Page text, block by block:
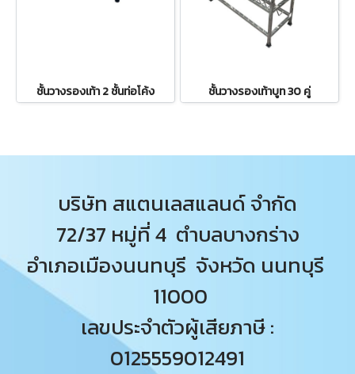
ชั้นวางรองเท้า 2 ชั้นท่อโค้ง ชั้นวางรองเท้าบูท 30 คู่
บริษัท สแตนเลสแลนด์ จำกัด
72/37 หมู่ที่ 4 ตำบลบางกร่าง
อำเภอเมืองนนทบุรี จังหวัด นนทบุรี
11000
เลขประจำตัวผู้เสียภาษี :
0125559012491